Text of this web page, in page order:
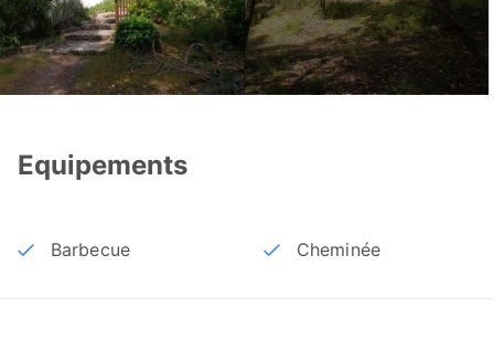
Equipements
Barbecue Cheminée